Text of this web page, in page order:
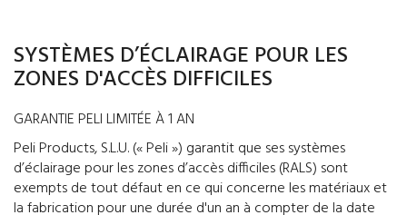
SYSTÈMES D’ÉCLAIRAGE POUR LES
ZONES D'ACCÈS DIFFICILES
GARANTIE PELI LIMITÉE À 1 AN
Peli Products, S.L.U. (« Peli ») garantit que ses systèmes
d’éclairage pour les zones d’accès difficiles (RALS) sont
exempts de tout défaut en ce qui concerne les matériaux et
la fabrication pour une durée d'un an à compter de la date